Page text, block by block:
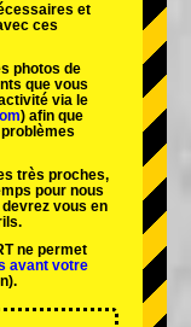
et
ces
photos de
que vous
via le
) afin que
très proches,
pour nous
vous en
ne permet
avant votre